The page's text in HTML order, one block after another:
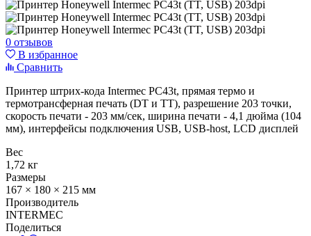
0 отзывов
В избранное
Сравнить
Принтер штрих-кода Intermec PC43t, прямая термо и
термотрансферная печать (DT и TT), разрешение 203 точки,
скорость печати - 203 мм/сек, ширина печати - 4,1 дюйма (104
мм), интерфейсы подключения USB, USB-host, LCD дисплей
Вес
1,72 кг
Размеры
167 × 180 × 215 мм
Производитель
INTERMEC
Поделиться